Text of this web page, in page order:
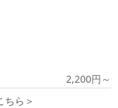
2,200円～
ちら＞